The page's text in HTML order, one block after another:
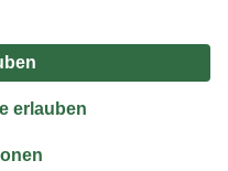
Vertrag widerrufen